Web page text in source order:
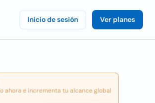
Inicio de sesión Ver planes
ahora e incrementa tu alcance global